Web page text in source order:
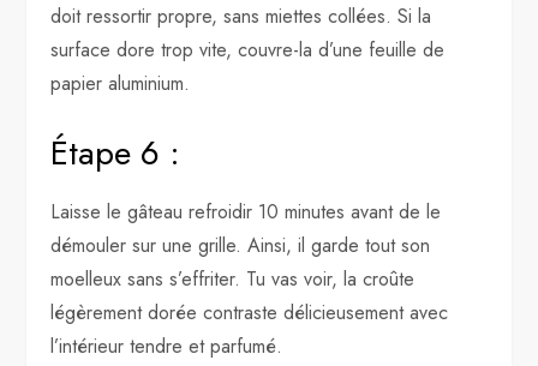
doit ressortir propre, sans miettes collées. Si la
surface dore trop vite, couvre-la d’une feuille de
papier aluminium.
Étape 6 :
Laisse le gâteau refroidir 10 minutes avant de le
démouler sur une grille. Ainsi, il garde tout son
moelleux sans s’effriter. Tu vas voir, la croûte
légèrement dorée contraste délicieusement avec
l’intérieur tendre et parfumé.